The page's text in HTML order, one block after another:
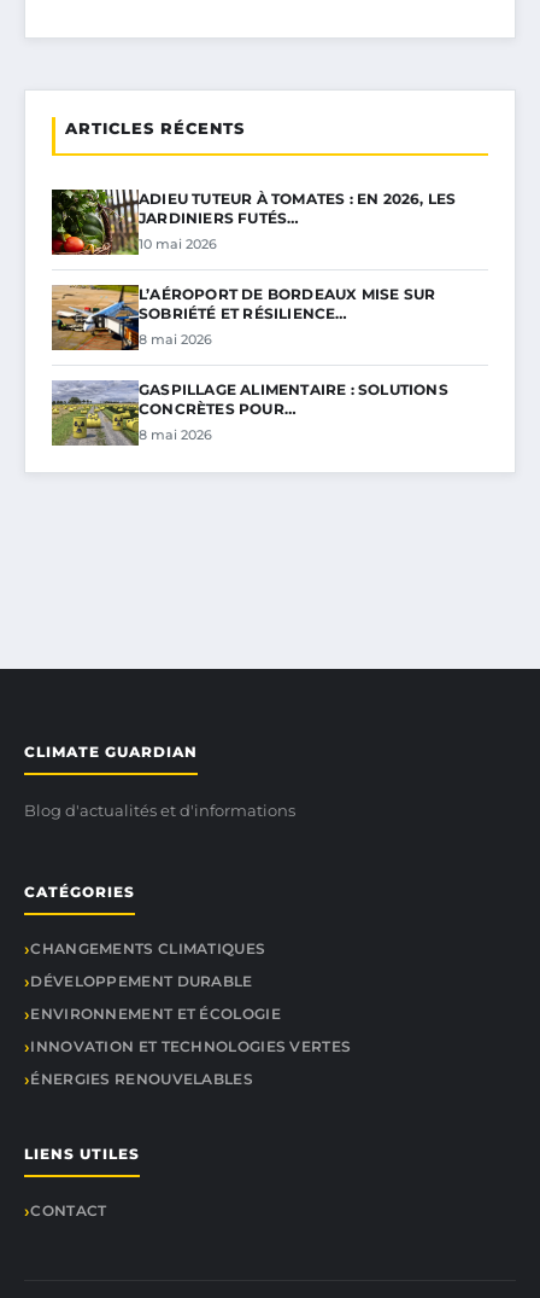
ARTICLES RÉCENTS
ADIEU TUTEUR À TOMATES : EN 2026, LES
JARDINIERS FUTÉS…
10 mai 2026
L’AÉROPORT DE BORDEAUX MISE SUR
SOBRIÉTÉ ET RÉSILIENCE…
8 mai 2026
GASPILLAGE ALIMENTAIRE : SOLUTIONS
CONCRÈTES POUR…
8 mai 2026
CLIMATE GUARDIAN
Blog d'actualités et d'informations
CATÉGORIES
CHANGEMENTS CLIMATIQUES
DÉVELOPPEMENT DURABLE
ENVIRONNEMENT ET ÉCOLOGIE
INNOVATION ET TECHNOLOGIES VERTES
ÉNERGIES RENOUVELABLES
LIENS UTILES
CONTACT